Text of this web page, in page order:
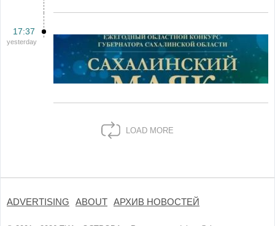
17:37
yesterday
LOAD MORE
ADVERTISING ABOUT АРХИВ НОВОСТЕЙ